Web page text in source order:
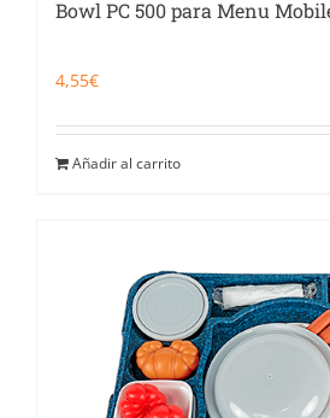
Bowl PC 500 para Menu
4,55€
Añadir al carrito